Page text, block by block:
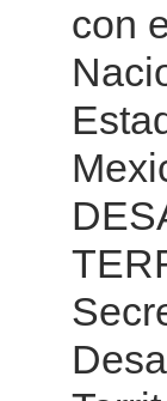
con